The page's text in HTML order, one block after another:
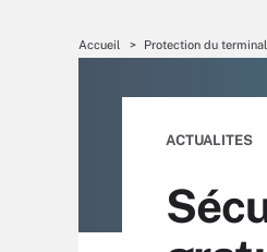
Accueil Protection du
ACTUALITES